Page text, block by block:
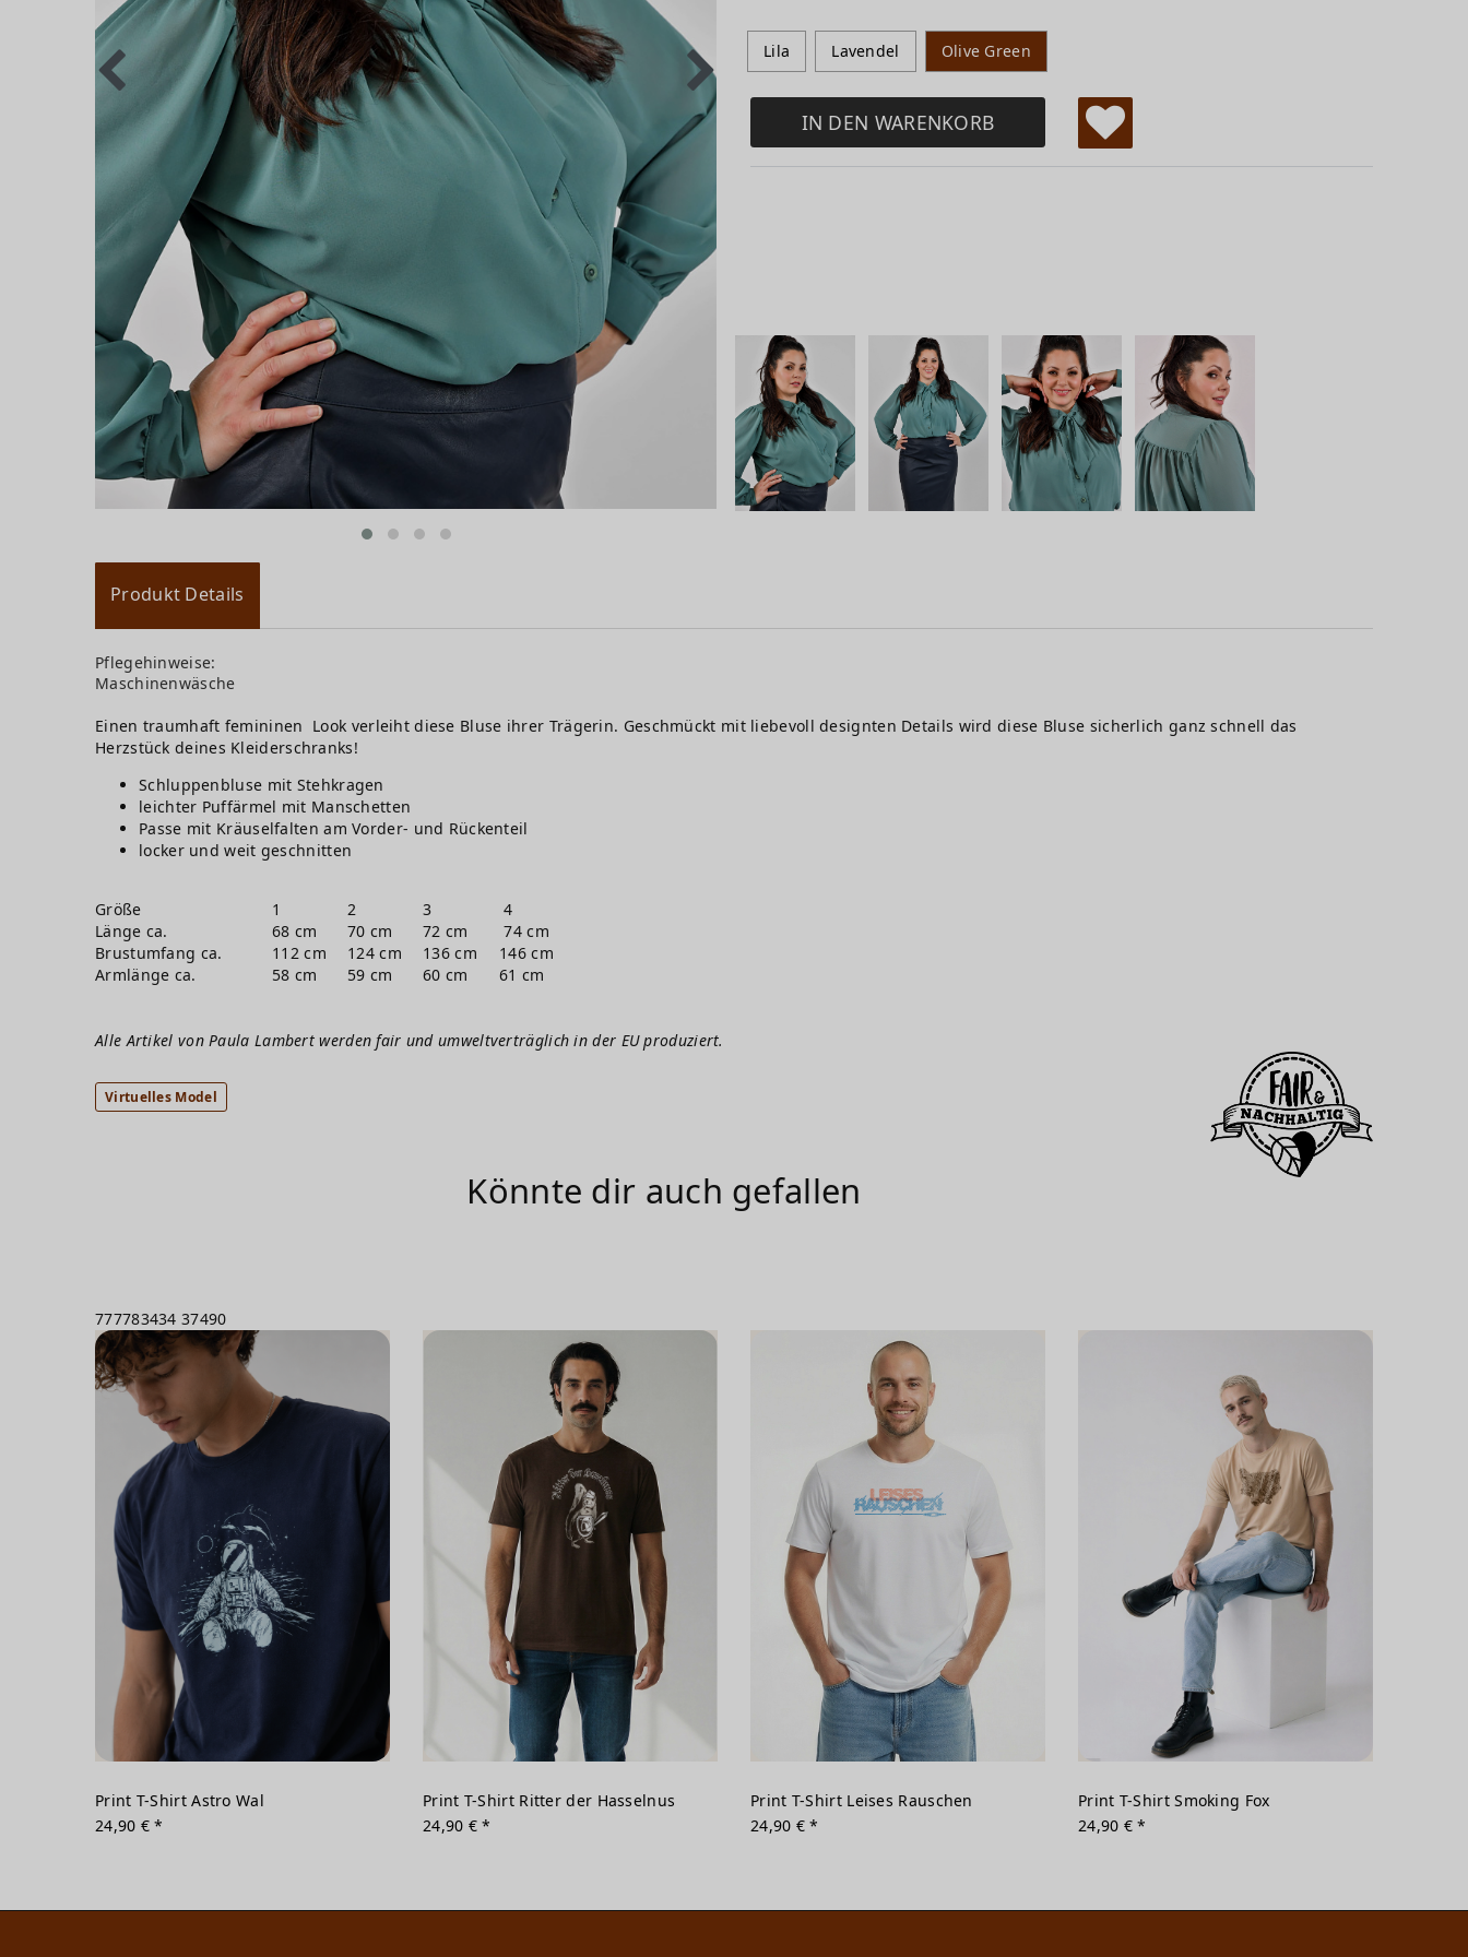
Lila Lavendel Olive Green
IN DEN WARENKORB
W
te
Produkt Details
Pflegehinweise:
Maschinenwäsche
Einen traumhaft femininen Look verleiht diese Bluse ihrer Trägerin. Geschmückt mit liebevoll designten Details wird diese Bluse sicherlich ganz schnell das
Herzstück deines Kleiderschranks!
Schluppenbluse mit Stehkragen
leichter Puffärmel mit Manschetten
Passe mit Kräuselfalten am Vorder- und Rückenteil
locker und weit geschnitten
Größe 1 2 3
4
Länge ca.
68 cm 70 cm 72 cm
74 cm
Brustumfang ca.
112 cm 124 cm 136 cm
146 cm
Armlänge ca.
58 cm 59 cm 60 cm 61 cm
Alle Artikel von Paula Lambert werden fair und umweltverträglich in der EU produziert.
Virtuelles Model
Könnte dir auch gefallen
777783434 37490
Print T-Shirt Astro Wal
24,90 € *
Print T-Shirt Ritter der Hasselnus
24,90 € *
Print T-Shirt Leises Rauschen
24,90 € *
Print T-Shirt Smoking Fox
24,90 € *